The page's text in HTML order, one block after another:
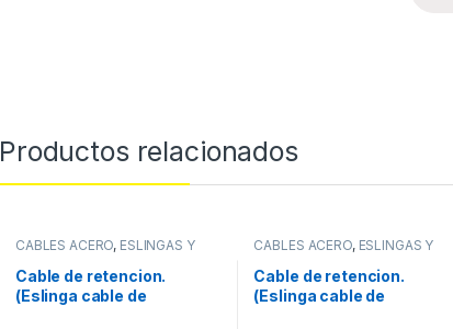
Productos relacionados
CABLES ACERO, ESLINGAS Y
Cable de retencion.
(Eslinga cable de
CABLES ACERO, ESLINGAS Y
Cable de retencion.
(Eslinga cable de